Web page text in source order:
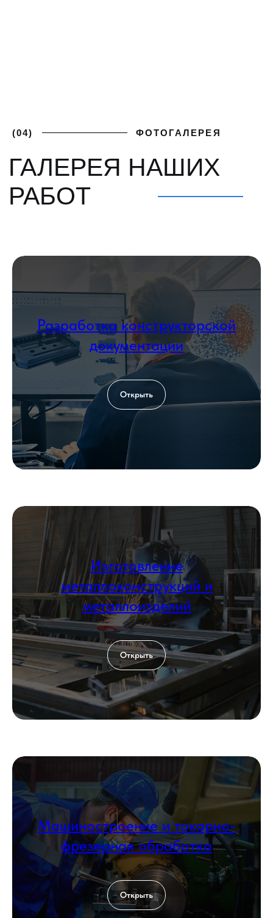
Разработка конструкторской
документации
Открыть
Изготовление
металлоконструкций и
металлоизделий
Открыть
Машиностроение и токарно-
фрезерная обработка
Открыть
ПОЛУЧИТЕ
ЛУЧШИЕ
УСЛОВИЯ
mk@severgarant.com
предложение от вашего
поставщика и мы его перебьём
Загрузить файл со сметой
Add file
Согласен с политикой обработки
персональных данных
Оставить заявку
КОНТАКТЫ